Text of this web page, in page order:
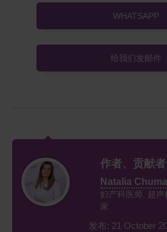
WHATSAPP
给我们发邮件
作者、贡献
Natalia
妇产科医师, 超
家
发布: 21 October